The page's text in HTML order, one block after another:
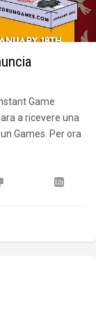
Game
a ricevere una
Games. Per ora